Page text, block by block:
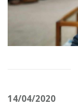
14/04/2020